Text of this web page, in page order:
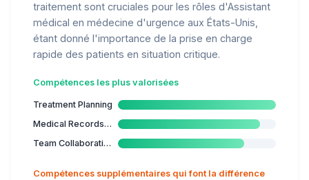
traitement sont cruciales pour les rôles d'Assistant
médical en médecine d'urgence aux États-Unis,
étant donné l'importance de la prise en charge
rapide des patients en situation critique.
Compétences les plus valorisées
Treatment Planning
Medical Records Management
Team Collaboration
Compétences supplémentaires qui font la différence